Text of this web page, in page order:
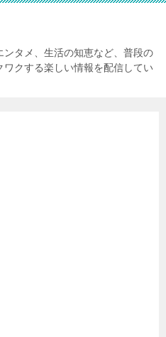
ンタメ、生活の知恵など、普段の
クする楽しい情報を配信してい